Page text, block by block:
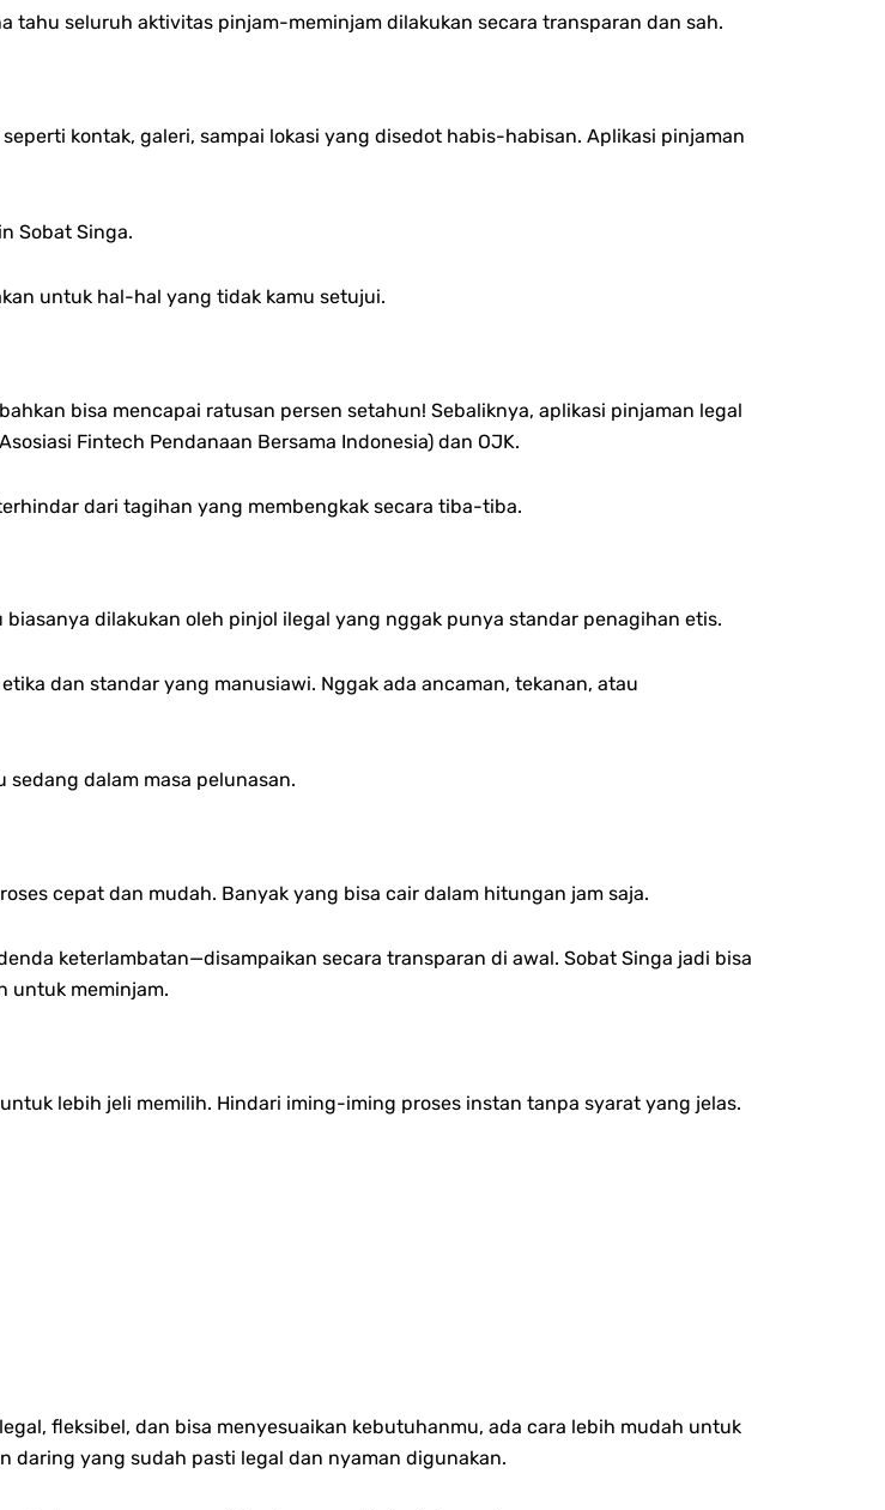
tahu seluruh aktivitas pinjam-meminjam dilakukan secara transparan dan sah.
kontak, galeri, sampai lokasi yang disedot habis-habisan. Aplikasi pinjaman
Sobat Singa.
untuk hal-hal yang tidak kamu setujui.
bisa mencapai ratusan persen setahun! Sebaliknya, aplikasi pinjaman legal
Fintech Pendanaan Bersama Indonesia) dan OJK.
dari tagihan yang membengkak secara tiba-tiba.
dilakukan oleh pinjol ilegal yang nggak punya standar penagihan etis.
dan standar yang manusiawi. Nggak ada ancaman, tekanan, atau
dalam masa pelunasan.
cepat dan mudah. Banyak yang bisa cair dalam hitungan jam saja.
keterlambatan—disampaikan secara transparan di awal. Sobat Singa jadi bisa
untuk meminjam.
lebih jeli memilih. Hindari iming-iming proses instan tanpa syarat yang jelas.
fleksibel, dan bisa menyesuaikan kebutuhanmu, ada cara lebih mudah untuk
daring yang sudah pasti legal dan nyaman digunakan.